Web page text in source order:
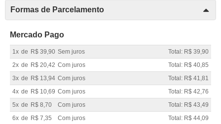
Formas de Parcelamento
Mercado Pago
1x de R$ 39,90 Sem juros
Total: R$ 39,90
2x de R$ 20,42 Com juros
Total: R$ 40,85
3x de R$ 13,94 Com juros
Total: R$ 41,81
4x de R$ 10,69 Com juros
Total: R$ 42,76
5x de R$ 8,70 Com juros
Total: R$ 43,49
6x de R$ 7,35 Com juros
Total: R$ 44,09